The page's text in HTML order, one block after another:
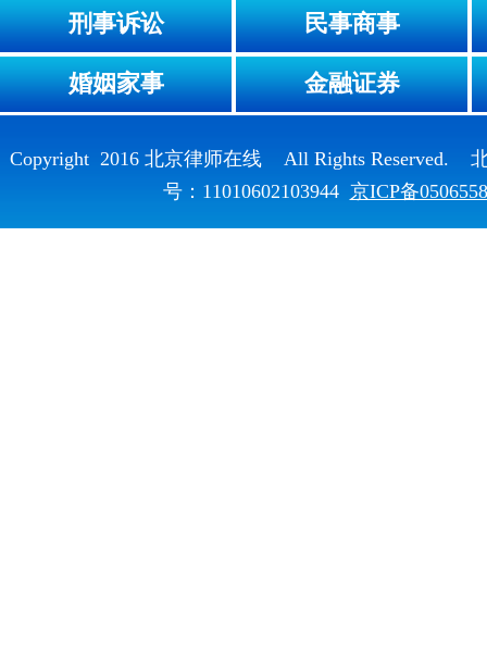
刑事诉讼 民事商事
婚姻家事 金融证券
Copyright 2016 北京律师在线 All Rights Reserved.
号：11010602103944 京ICP备